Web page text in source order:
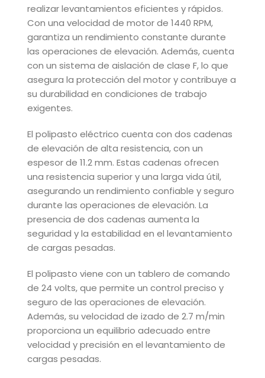
realizar levantamientos eficientes y rápidos.
Con una velocidad de motor de 1440 RPM,
garantiza un rendimiento constante durante
las operaciones de elevación. Además, cuenta
con un sistema de aislación de clase F, lo que
asegura la protección del motor y contribuye a
su durabilidad en condiciones de trabajo
exigentes.
El polipasto eléctrico cuenta con dos cadenas
de elevación de alta resistencia, con un
espesor de 11.2 mm. Estas cadenas ofrecen
una resistencia superior y una larga vida útil,
asegurando un rendimiento confiable y seguro
durante las operaciones de elevación. La
presencia de dos cadenas aumenta la
seguridad y la estabilidad en el levantamiento
de cargas pesadas.
El polipasto viene con un tablero de comando
de 24 volts, que permite un control preciso y
seguro de las operaciones de elevación.
Además, su velocidad de izado de 2.7 m/min
proporciona un equilibrio adecuado entre
velocidad y precisión en el levantamiento de
cargas pesadas.